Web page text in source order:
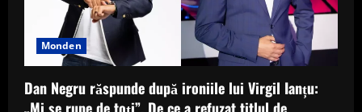
Monden
Dan Negru răspunde după ironiile lui Virgil Ianțu:
„Mi se rupe de toți”. De ce a refuzat titlul de